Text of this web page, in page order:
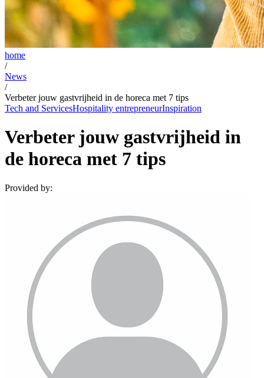
home
/
News
/
Verbeter jouw gastvrijheid in de horeca met 7 tips
Tech and ServicesHospitality entrepreneurInspiration
Verbeter jouw gastvrijheid in
de horeca met 7 tips
Provided by: